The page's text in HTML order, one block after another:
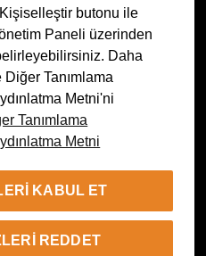
butonu ile
Paneli üzerinden
Daha
Tanımlama
Metni'ni
Tanımlama
Metni
KABUL ET
REDDET